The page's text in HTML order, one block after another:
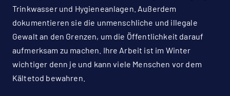
Trinkwasser und Hygieneanlagen. Außerdem
dokumentieren sie die unmenschliche und illegale
Gewalt an den Grenzen, um die Öffentlichkeit darauf
aufmerksam zu machen. Ihre Arbeit ist im Winter
wichtiger denn je und kann viele Menschen vor dem
Kältetod bewahren.